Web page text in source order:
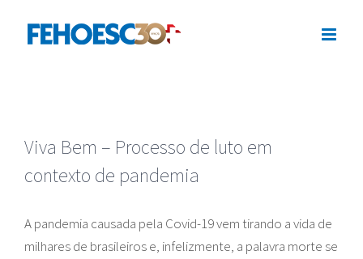
Viva Bem – Processo de luto em
contexto de pandemia
A pandemia causada pela Covid-19 vem tirando a vida de
milhares de brasileiros e, infelizmente, a palavra morte se